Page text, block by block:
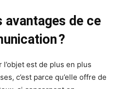
avantages de ce
?
est de plus en plus
c’est parce qu’elle offre de